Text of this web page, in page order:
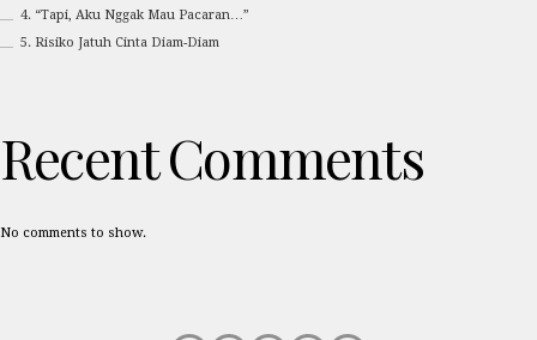
4. “Tapi, Aku Nggak Mau Pacaran…”
5. Risiko Jatuh Cinta Diam-Diam
Recent Comments
No comments to show.